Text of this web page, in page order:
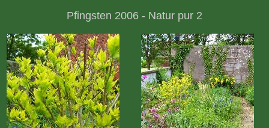
Pfingsten 2006 - Natur pur 2